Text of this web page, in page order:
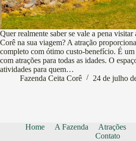
Quer realmente saber se vale a pena visitar
Corê na sua viagem? A atração
completo com ótimo custo-benefício. É um
com atrações para todas as idades. O
atividades para quem…
Fazenda Ceita Corê
24 de julho
Home A Fazenda Atrações
Contato